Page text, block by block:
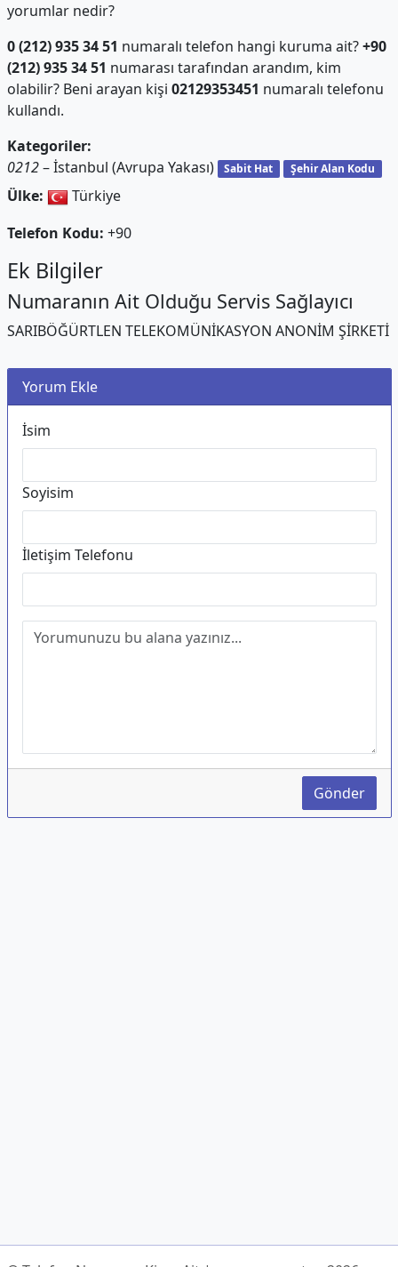
yorumlar nedir?
0 (212) 935 34 51 numaralı telefon hangi kuruma ait?+90
(212) 935 34 51 numarası tarafından arandım, kim
olabilir? Beni arayan kişi 02129353451 numaralı telefonu
kullandı.
Kategoriler:
0212– İstanbul (Avrupa Yakası) Sabit Hat Şehir Alan Kodu
Ülke:
Türkiye
Telefon Kodu: +90
Ek Bilgiler
Numaranın Ait Olduğu Servis Sağlayıcı
SARIBÖĞÜRTLEN TELEKOMÜNİKASYON ANONİM ŞİRKETİ
Yorum Ekle
İsim
Soyisim
İletişim Telefonu
Gönder